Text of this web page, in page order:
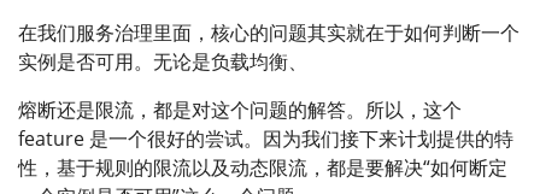
在我们服务治理里面，核心的问题其实就在于如何判断一个
实例是否可用。无论是负载均衡、
熔断还是限流，都是对这个问题的解答。所以，这个
feature 是一个很好的尝试。因为我们接下来计划提供的特
性，基于规则的限流以及动态限流，都是要解决“如何断定